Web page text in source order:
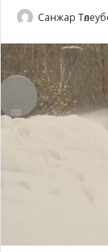
Санжар